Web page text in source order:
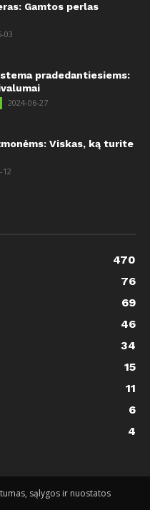
Gamtos perlas
03
pradedantiesiems:
2024-06-27
Viskas, ką turite
12
470
76
69
46
34
15
11
6
4
sąlygos ir nuostatos